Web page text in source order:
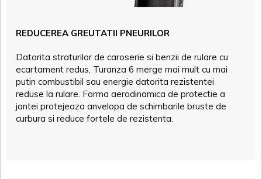
REDUCEREA GREUTATII PNEURILOR
Datorita straturilor de caroserie si benzii de rulare cu
ecartament redus, Turanza 6 merge mai mult cu mai
putin combustibil sau energie datorita rezistentei
reduse la rulare. Forma aerodinamica de protectie a
jantei protejeaza anvelopa de schimbarile bruste de
curbura si reduce fortele de rezistenta.